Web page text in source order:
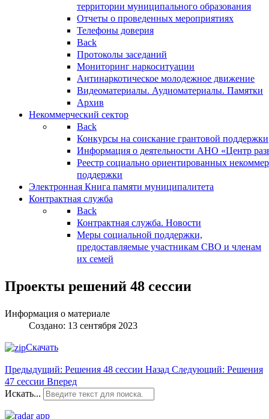
территории муниципального образования
Отчеты о проведенных мероприятиях
Телефоны доверия
Back
Протоколы заседаний
Мониторинг наркоситуации
Антинаркотическое молодежное движение
Видеоматериалы. Аудиоматериалы. Памятки
Архив
Некоммерческий сектор
Back
Конкурсы на соискание грантовой поддержки
Информация о деятельности АНО «Центр
Реестр социально ориентированных
поддержки
Электронная Книга памяти муниципалитета
Контрактная служба
Back
Контрактная служба. Новости
Меры социальной поддержки,
предоставляемые участникам СВО и членам
их семей
Проекты решений 48 сессии
Информация о материале
Создано: 13 сентября 2023
Скачать
Предыдущий: Решения 48 сессии Назад Следующий: Решения
47 сессии Вперед
Искать...